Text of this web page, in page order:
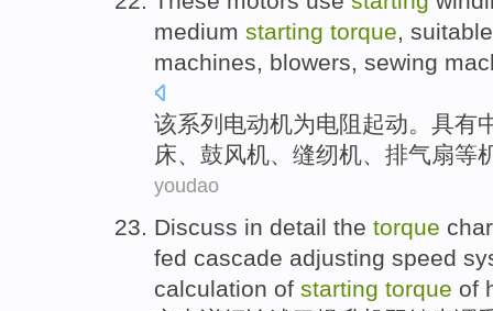
medium starting torque, suitable
machines, blowers, sewing
该系列电动机为电阻 起动。 具有
床、 鼓风机、 缝纫机、排气扇等
youdao
Discuss in detail the torque
fed cascade adjusting speed
calculation of starting torque of